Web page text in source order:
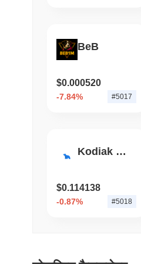
BeB
$0.000520
-7.84% #5017
Kodiak Finance
$0.114138
-0.87% #5018